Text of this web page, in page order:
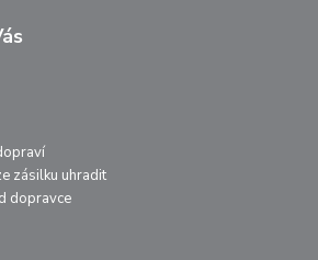
zásilku uhradit
dopravce